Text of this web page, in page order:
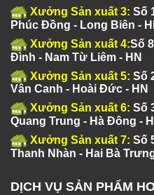
Xưởng Sản xuất 3: Số
Phúc Đồng - Long Biên -
Xưởng Sản xuất 4:Số
Đình - Nam Từ Liêm - HN
Xưởng Sản xuất 5: Số
Vân Canh - Hoài Đức - HN
Xưởng Sản xuất 6: Số
Quang Trung - Hà Đông -
Xưởng Sản xuất 7: Số
Thanh Nhàn - Hai Bà
DỊCH VỤ SẢN PHẨM